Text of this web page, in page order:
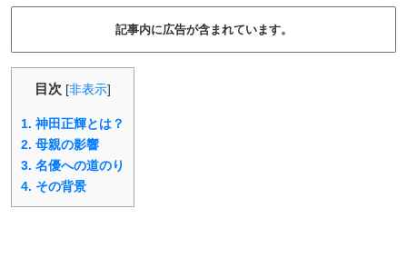
記事内に広告が含まれています。
目次 [非表示]
1. 神田正輝とは？
2. 母親の影響
3. 名優への道のり
4. その背景